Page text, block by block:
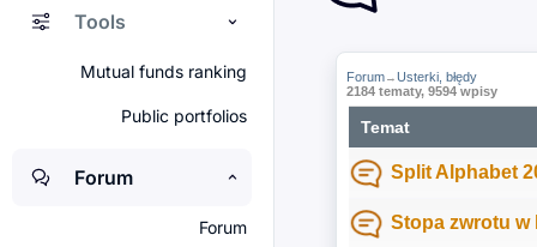
Tools
Mutual funds ranking
Public portfolios
Forum
Forum
Forum→Usterki, błędy
2184 tematy, 9594 wpisy
Temat
Split Alphabet
Stopa zwrotu w